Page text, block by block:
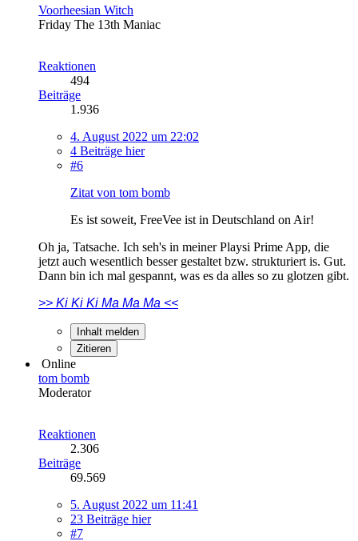
Voorheesian Witch
Friday The 13th Maniac
Reaktionen
494
Beiträge
1.936
4. August 2022 um 22:02
4 Beiträge hier
#6
Zitat von tom bomb
Es ist soweit, FreeVee ist in Deutschland on Air!
Oh ja, Tatsache. Ich seh's in meiner Playsi Prime App, die
jetzt auch wesentlich besser gestaltet bzw. strukturiert is. Gut.
Dann bin ich mal gespannt, was es da alles so zu glotzen gibt.
>> Ki Ki Ki Ma Ma Ma <<
Inhalt melden
Zitieren
Online
tom bomb
Moderator
Reaktionen
2.306
Beiträge
69.569
5. August 2022 um 11:41
23 Beiträge hier
#7